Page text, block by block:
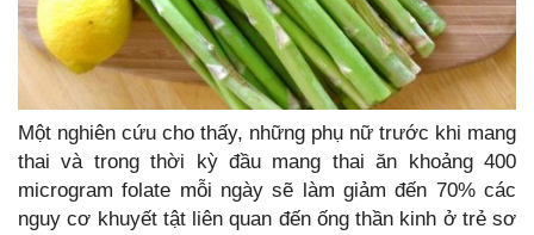
Một nghiên cứu cho thấy, những phụ nữ trước khi mang
thai và trong thời kỳ đầu mang thai ăn khoảng 400
microgram folate mỗi ngày sẽ làm giảm đến 70% các
nguy cơ khuyết tật liên quan đến ống thần kinh ở trẻ sơ